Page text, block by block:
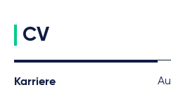
CV
Karriere